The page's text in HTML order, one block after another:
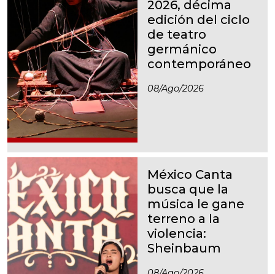
2026, décima
edición del ciclo
de teatro
germánico
contemporáneo
08/ago/2026
México Canta
busca que la
música le gane
terreno a la
violencia:
Sheinbaum